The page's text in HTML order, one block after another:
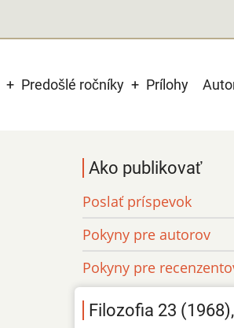
Predošlé ročníky Prílohy
Ako publikovať
Poslať príspevok
Pokyny pre autorov
Pokyny pre
Filozofia 23